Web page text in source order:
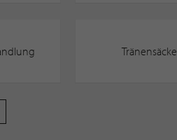
Tränensäcke